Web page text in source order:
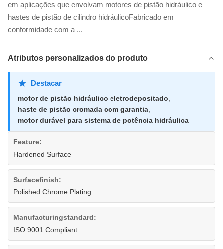
em aplicações que envolvam motores de pistão hidráulico e
hastes de pistão de cilindro hidráulicoFabricado em
conformidade com a ...
Atributos personalizados do produto
Destacar
motor de pistão hidráulico eletrodepositado
haste de pistão cromada com garantia
motor durável para sistema de potência hidráulica
Feature:
Hardened Surface
Surfacefinish:
Polished Chrome Plating
Manufacturingstandard:
ISO 9001 Compliant